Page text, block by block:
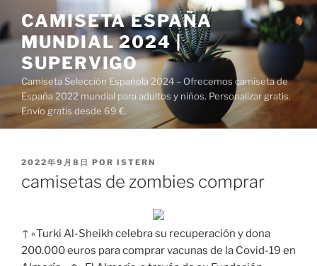
al
contenido
CAMISETA ESPAÑA
MUNDIAL 2024 |
SUPERVIGO
Camiseta Selección Española 2024 – Ofrecemos camiseta de
España 2022 mundial para adultos y niños. Personalizar gratis.
Envío gratis desde 69 €.
PUBLICADO
2022年9月8日 POR ISTERN
camisetas de zombies comprar
↑ «Turki Al-Sheikh celebra su recuperación y dona
200.000 euros para comprar vacunas de la Covid-19 en